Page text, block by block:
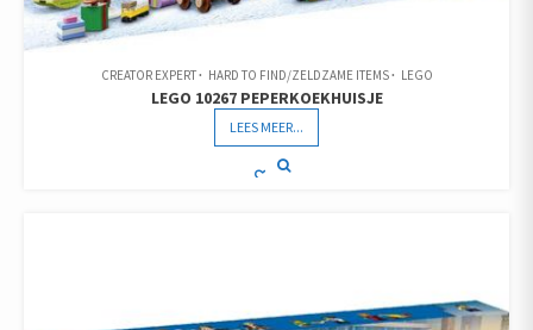
CREATOR EXPERT HARD TO FIND/ZELDZAME ITEMS LEGO
LEGO 10267 PEPERKOEKHUISJE
LEES MEER...